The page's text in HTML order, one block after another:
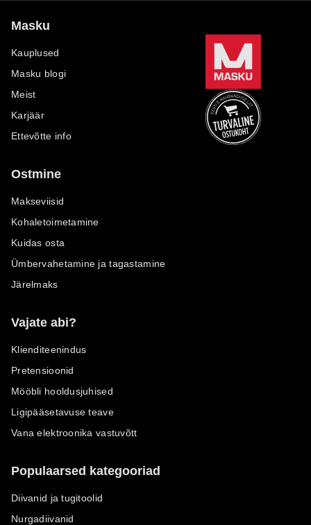
Masku
Kauplused
Masku blogi
Meist
Karjäär
Ettevõtte info
Ostmine
Makseviisid
Kohaletoimetamine
Kuidas osta
Ümbervahetamine ja tagastamine
Järelmaks
Vajate abi?
Klienditeenindus
Pretensioonid
Mööbli hooldusjuhised
Ligipääsetavuse teave
Vana elektroonika vastuvõtt
Populaarsed kategooriad
Diivanid ja tugitoolid
Nurgadiivanid